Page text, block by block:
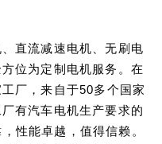
直流减速电机、无刷电
位为定制电机服务。在
厂，来自于50多个国家
有汽车电机生产要求的
性能卓越，值得信赖。